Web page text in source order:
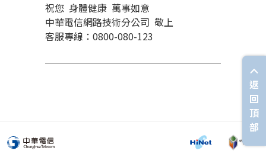
祝您 身體健康 萬事如意
中華電信網路技術分公司 敬上
客服專線：0800-080-123
返
回
頂
部